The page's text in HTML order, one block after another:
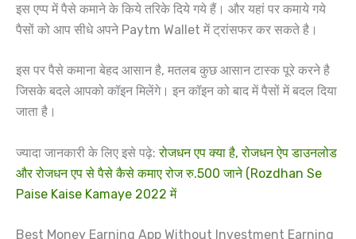
इस एप्प में पैसे कमाने के किये तरिके दिये गये हैं। और यहां पर कमाये गये
पैसों को आप सीधे अपने Paytm Wallet में ट्रांसफर कर सकते है।
इस पर पैसे कमाना बेहद आसान है, मतलब कुछ आसान टास्क पूरे करने है
जिसके बदले आपको कॉइन मिलेंगे। इन कॉइन को बाद में पैसों में बदल दिया
जाता है।
ज्यादा जानकारी के लिए इसे पढ़े:रोजधन एप क्या है, रोजधन ऐप डाउनलोड
और रोजधन एप से पैसे कैसे कमाए रोज रु.500 जाने (Rozdhan Se
Paise Kaise Kamaye 2022 में
Best Money Earning App Without Investment Earning